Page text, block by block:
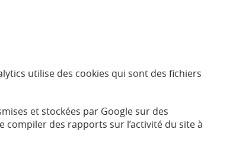
utilise des cookies qui sont des fichiers
et stockées par Google sur des
des rapports sur l’activité du site à